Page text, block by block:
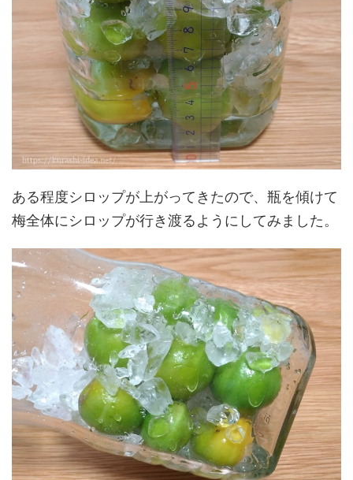
ある程度シロップが上がってきたので、瓶を傾けて
梅全体にシロップが行き渡るようにしてみました。